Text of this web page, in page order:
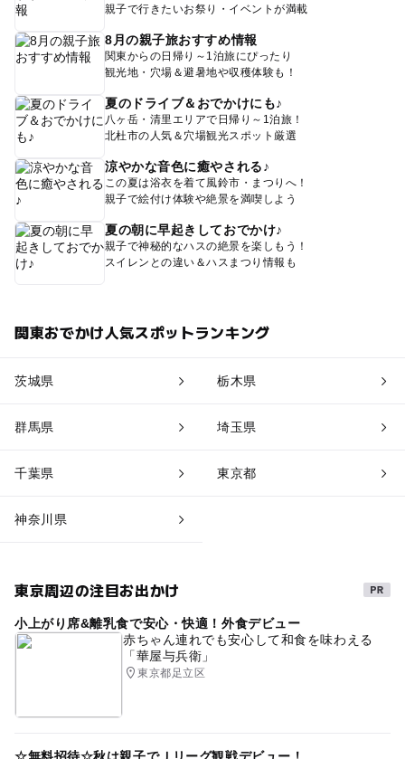
親子で行きたいお祭り・イベントが満載
8月の親子旅おすすめ情報
関東からの日帰り～1泊旅にぴったり
観光地・穴場＆避暑地や収穫体験も！
夏のドライブ＆おでかけにも♪
八ヶ岳・清里エリアで日帰り～1泊旅！
北杜市の人気＆穴場観光スポット厳選
涼やかな音色に癒やされる♪
この夏は浴衣を着て風鈴市・まつりへ！
親子で絵付け体験や絶景を満喫しよう
夏の朝に早起きしておでかけ♪
親子で神秘的なハスの絶景を楽しもう！
スイレンとの違い＆ハスまつり情報も
関東おでかけ人気スポットランキング
茨城県 栃木県
群馬県 埼玉県
千葉県 東京都
神奈川県
東京周辺の注目お出かけ
小上がり席&離乳食で安心・快適！外食デビュー
赤ちゃん連れでも安心して和食を味わえる
「華屋与兵衛」
東京都足立区
☆無料招待☆秋は親子でＪリーグ観戦デビュー！